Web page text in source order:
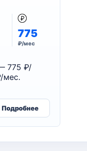
775
₽/мес
775 ₽/
мес.
Подробнее